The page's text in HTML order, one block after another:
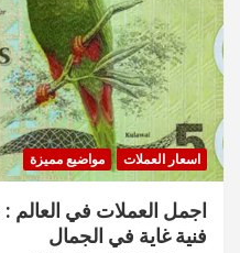
اسعار العملات مواضيع مميزة
اجمل العملات في
فنية غاية في الجمال